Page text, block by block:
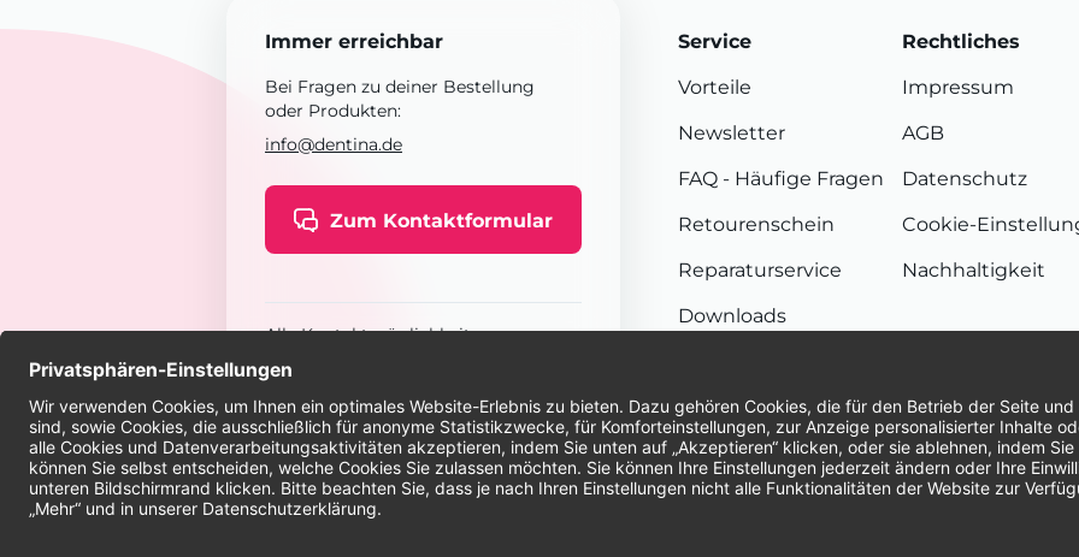
Immer erreichbar
Bei Fragen zu deiner Bestellung
oder Produkten:
info@dentina.de
Zum Kontaktformular
Alle Kontaktmöglichkeiten
Service
Vorteile
Newsletter
FAQ - Häufige Fragen
Retourenschein
Reparaturservice
Downloads
Rechtliches
Impressum
AGB
Datenschutz
Cookie-
Nachhaltigkeit